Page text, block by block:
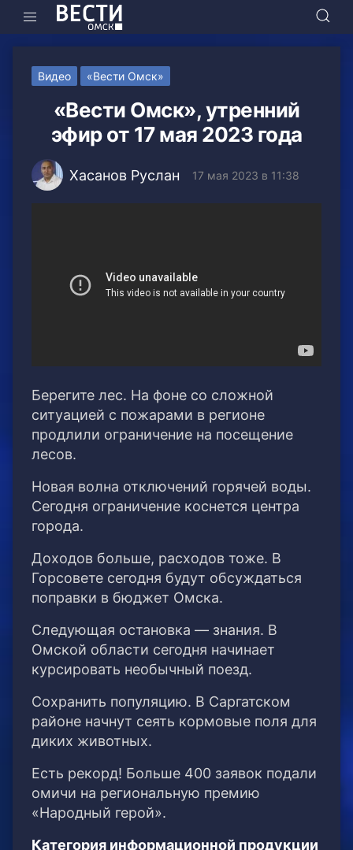
Видео «Вести Омск»
«Вести Омск», утренний
эфир от 17 мая 2023 года
Хасанов Руслан 17 мая 2023 в 11:38
Берегите лес. На фоне со сложной
ситуацией с пожарами в регионе
продлили ограничение на посещение
лесов.
Новая волна отключений горячей воды.
Сегодня ограничение коснется центра
города.
Доходов больше, расходов тоже. В
Горсовете сегодня будут обсуждаться
поправки в бюджет Омска.
Следующая остановка — знания. В
Омской области сегодня начинает
курсировать необычный поезд.
Сохранить популяцию. В Саргатском
районе начнут сеять кормовые поля для
диких животных.
Есть рекорд! Больше 400 заявок подали
омичи на региональную премию
«Народный герой».
Категория информационной продукции